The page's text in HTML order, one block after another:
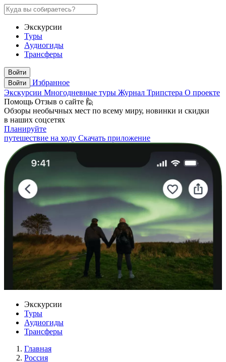
Экскурсии
Туры
Аудиогиды
Трансферы
Войти
Войти
Избранное
Экскурсии Многодневные туры Журнал Трипстера О проекте
Помощь Отзыв о сайте 🙋
Обзоры необычных мест по всему миру, новинки и скидки
в наших соцсетях
Планируйте
путешествие на ходу Скачать приложение
Экскурсии
Туры
Аудиогиды
Трансферы
Главная
Россия